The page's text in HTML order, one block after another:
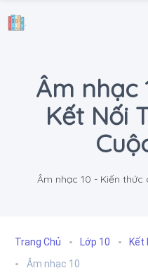
.
Âm nhạc
Kết Nối
Âm nhạc 10 - Kiến thức
Trang Chủ Lớp 10
Kết
Âm nhạc 10